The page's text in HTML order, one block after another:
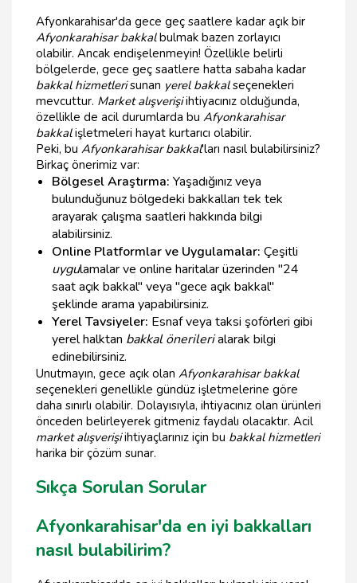
Afyonkarahisar'da gece geç saatlere kadar açık bir
Afyonkarahisar bakkalbulmak bazen zorlayıcı
olabilir. Ancak endişelenmeyin! Özellikle belirli
bölgelerde, gece geç saatlere hatta sabaha kadar
bakkal hizmetlerisunan yerel bakkalseçenekleri
mevcuttur. Market alışverişiihtiyacınız olduğunda,
özellikle de acil durumlarda bu Afyonkarahisar
bakkalişletmeleri hayat kurtarıcı olabilir.
Peki, bu Afyonkarahisar bakkal'ları nasıl bulabilirsiniz?
Birkaç önerimiz var:
Bölgesel Araştırma: Yaşadığınız veya
bulunduğunuz bölgedeki bakkalları tek tek
arayarak çalışma saatleri hakkında bilgi
alabilirsiniz.
Online Platformlar ve Uygulamalar: Çeşitli
uygulamalar ve online haritalar üzerinden "24
saat açık bakkal" veya "gece açık bakkal"
şeklinde arama yapabilirsiniz.
Yerel Tavsiyeler: Esnaf veya taksi şoförleri gibi
yerel halktan bakkal önerilerialarak bilgi
edinebilirsiniz.
Unutmayın, gece açık olan Afyonkarahisar bakkal
seçenekleri genellikle gündüz işletmelerine göre
daha sınırlı olabilir. Dolayısıyla, ihtiyacınız olan ürünleri
önceden belirleyerek gitmeniz faydalı olacaktır. Acil
market alışverişiihtiyaçlarınız için bu bakkal hizmetleri
harika bir çözüm sunar.
Sıkça Sorulan Sorular
Afyonkarahisar'da en iyi bakkalları
nasıl bulabilirim?